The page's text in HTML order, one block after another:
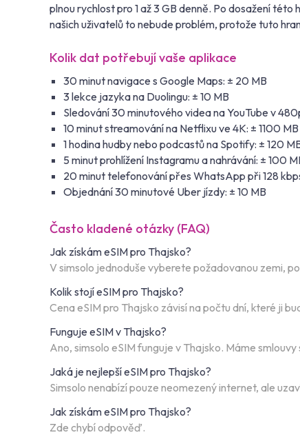
plnou rychlost pro 1 až 3 GB denně. Po dosažení
našich uživatelů to nebude problém, protože tuto
Kolik dat potřebují vaše aplikace
30 minut navigace s Google Maps: ± 20 MB
3 lekce jazyka na Duolingu: ± 10 MB
Sledování 30 minutového videa na YouTube v
10 minut streamování na Netflixu ve 4K: ± 1100 MB
1 hodina hudby nebo podcastů na Spotify: ± 120
5 minut prohlížení Instagramu a nahrávání: ± 100
20 minut telefonování přes WhatsApp při 128
Objednání 30 minutové Uber jízdy: ± 10 MB
Často kladené otázky (FAQ)
Jak získám eSIM pro Thajsko?
V simsolo jednoduše vyberete požadovanou zemi,
Kolik stojí eSIM pro Thajsko?
Cena eSIM pro Thajsko závisí na počtu dní, které ji
Funguje eSIM v Thajsko?
Ano, simsolo eSIM funguje v Thajsko. Máme
Jaká je nejlepší eSIM pro Thajsko?
Simsolo nenabízí pouze neomezený internet, ale
Jak získám eSIM pro Thajsko?
Zde chybí odpověď.